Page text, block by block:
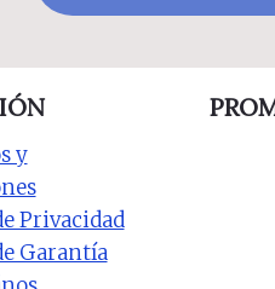
y
Privacidad
Garantía